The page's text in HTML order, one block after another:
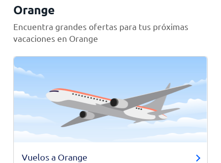
Orange
Encuentra grandes ofertas para tus próximas
vacaciones en Orange
Vuelos a Orange